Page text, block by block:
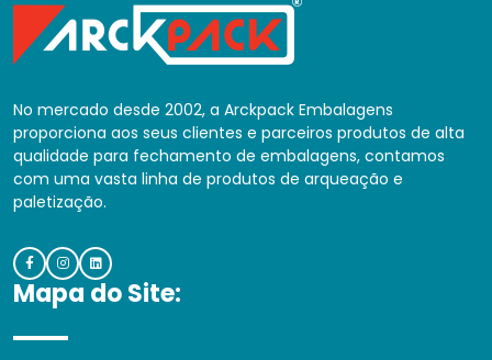
No mercado desde 2002, a Arckpack Embalagens
proporciona aos seus clientes e parceiros produtos de alta
qualidade para fechamento de embalagens, contamos
com uma vasta linha de produtos de arqueação e
paletização.
Mapa do Site: